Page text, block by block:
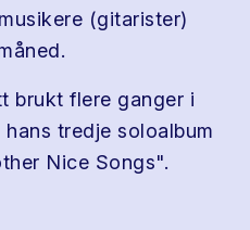
(gitarister)
brukt flere ganger i
hans tredje soloalbum
Nice Songs".